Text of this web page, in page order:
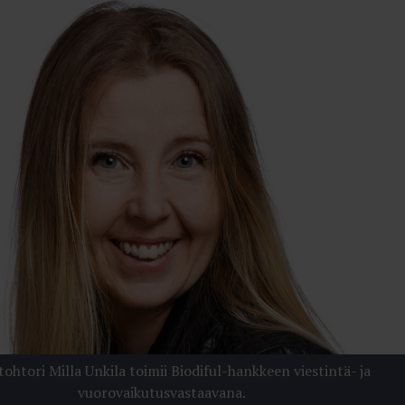
Milla Unkila toimii Biodiful-hankkeen viestintä- ja
vuorovaikutusvastaavana.